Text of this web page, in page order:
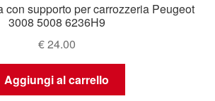
con supporto per carrozzeria Peugeot
3008 5008 6236H9
€24.00
Aggiungi al carrello